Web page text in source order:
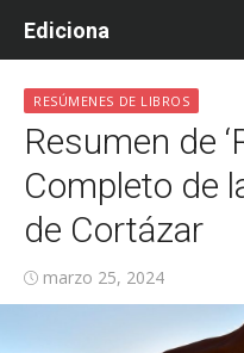
Ediciona
RESÚMENES DE LIBROS
Resumen de
Completo de
de Cortázar
Posted
on
marzo 25, 2024